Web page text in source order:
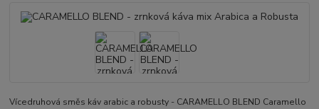
Vícedruhová směs káv arabic a robusty - CARAMELLO BLEND Caramello